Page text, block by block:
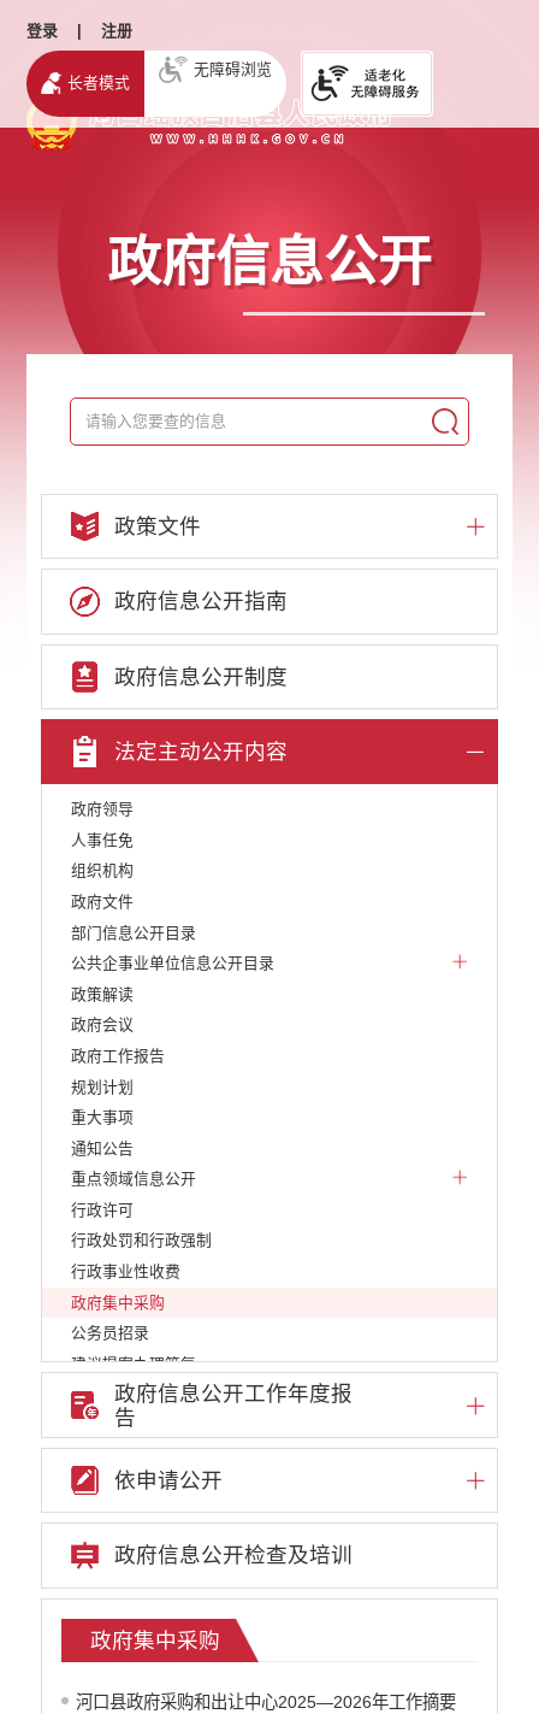
登录 | 注册
长者模式
无障碍浏览
政府信息公开
政策文件
政府信息公开指南
政府信息公开制度
法定主动公开内容
政府领导
人事任免
组织机构
政府文件
部门信息公开目录
公共企事业单位信息公开目录
政策解读
政府会议
政府工作报告
规划计划
重大事项
通知公告
重点领域信息公开
行政许可
行政处罚和行政强制
行政事业性收费
政府集中采购
公务员招录
建议提案办理答复
减税降费
重大决策
维稳就业
乡村振兴
养老服务
医疗卫生
统计信息
政府信息公开工作年度报
告
依申请公开
政府信息公开检查及培训
政府集中采购
河口县政府采购和出让中心2025—2026年工作摘要